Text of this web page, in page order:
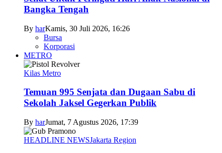
Bangka Tengah
By harKamis, 30 Juli 2026, 16:26
Bursa
Korporasi
METRO
Kilas Metro
Temuan 995 Senjata dan Dugaan Sabu di
Sekolah Jaksel Gegerkan Publik
By harJumat, 7 Agustus 2026, 17:39
HEADLINE NEWSJakarta Region